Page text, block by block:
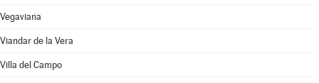
Vegaviana
Viandar de la Vera
Villa del Campo